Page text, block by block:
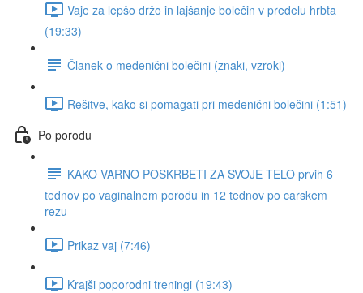
Vaje za lepšo držo in lajšanje bolečin v predelu hrbta
(19:33)
Članek o medenični bolečini (znaki, vzroki)
Rešitve, kako si pomagati pri medenični bolečini (1:51)
Po porodu
KAKO VARNO POSKRBETI ZA SVOJE TELO prvih 6
tednov po vaginalnem porodu in 12 tednov po carskem
rezu
Prikaz vaj (7:46)
Krajši poporodni treningi (19:43)